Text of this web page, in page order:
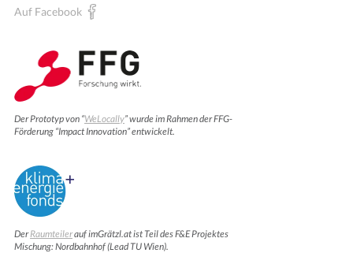
Auf Facebook
Der Prototyp von “WeLocally” wurde im Rahmen der FFG-
Förderung “Impact Innovation” entwickelt.
DerRaumteilerauf imGrätzl.at ist Teil des F&E Projektes
Mischung: Nordbahnhof (Lead TU Wien).